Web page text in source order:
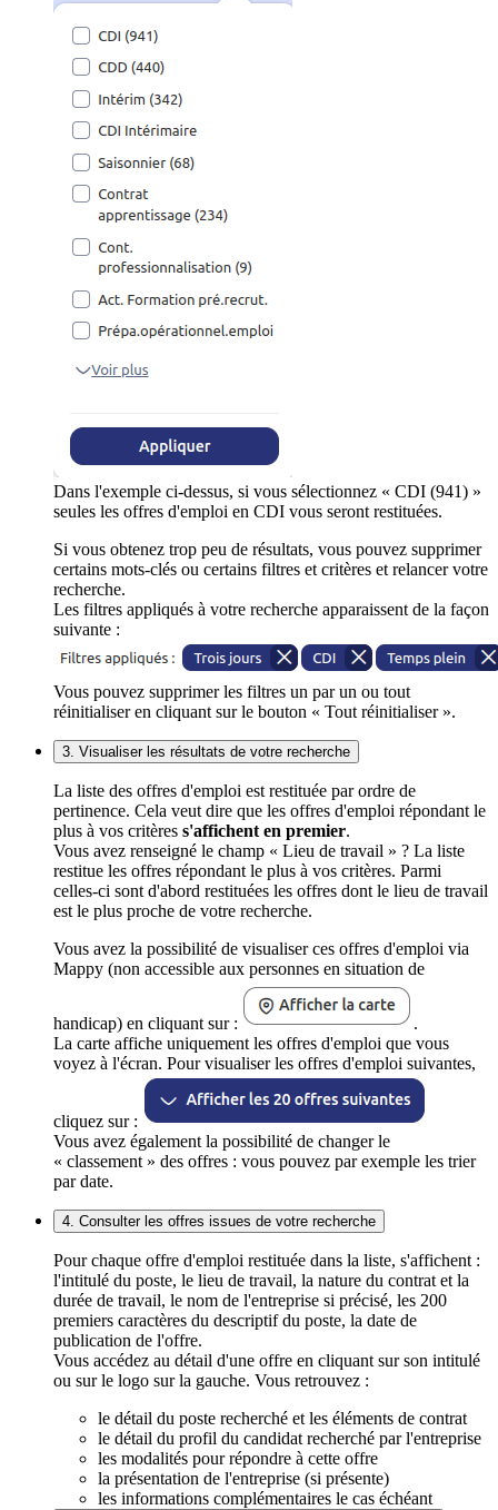
Dans l'exemple ci-dessus, si vous sélectionnez « CDI (941) »
seules les offres d'emploi en CDI vous seront restituées.
Si vous obtenez trop peu de résultats, vous pouvez supprimer
certains mots-clés ou certains filtres et critères et relancer votre
recherche.
Les filtres appliqués à votre recherche apparaissent de la façon
suivante :
Vous pouvez supprimer les filtres un par un ou tout
réinitialiser en cliquant sur le bouton « Tout réinitialiser ».
3. Visualiser les résultats de votre recherche
La liste des offres d'emploi est restituée par ordre de
pertinence. Cela veut dire que les offres d'emploi répondant le
plus à vos critères s'affichent en premier.
Vous avez renseigné le champ « Lieu de travail » ? La liste
restitue les offres répondant le plus à vos critères. Parmi
celles-ci sont d'abord restituées les offres dont le lieu de travail
est le plus proche de votre recherche.
Vous avez la possibilité de visualiser ces offres d'emploi via
Mappy (non accessible aux personnes en situation de
handicap) en cliquant sur :
.
La carte affiche uniquement les offres d'emploi que vous
voyez à l'écran. Pour visualiser les offres d'emploi suivantes,
cliquez sur :
Vous avez également la possibilité de changer le
« classement » des offres : vous pouvez par exemple les trier
par date.
4. Consulter les offres issues de votre recherche
Pour chaque offre d'emploi restituée dans la liste, s'affichent :
l'intitulé du poste, le lieu de travail, la nature du contrat et la
durée de travail, le nom de l'entreprise si précisé, les 200
premiers caractères du descriptif du poste, la date de
publication de l'offre.
Vous accédez au détail d'une offre en cliquant sur son intitulé
ou sur le logo sur la gauche. Vous retrouvez :
le détail du poste recherché et les éléments de contrat
le détail du profil du candidat recherché par l'entreprise
les modalités pour répondre à cette offre
la présentation de l'entreprise (si présente)
les informations complémentaires le cas échéant